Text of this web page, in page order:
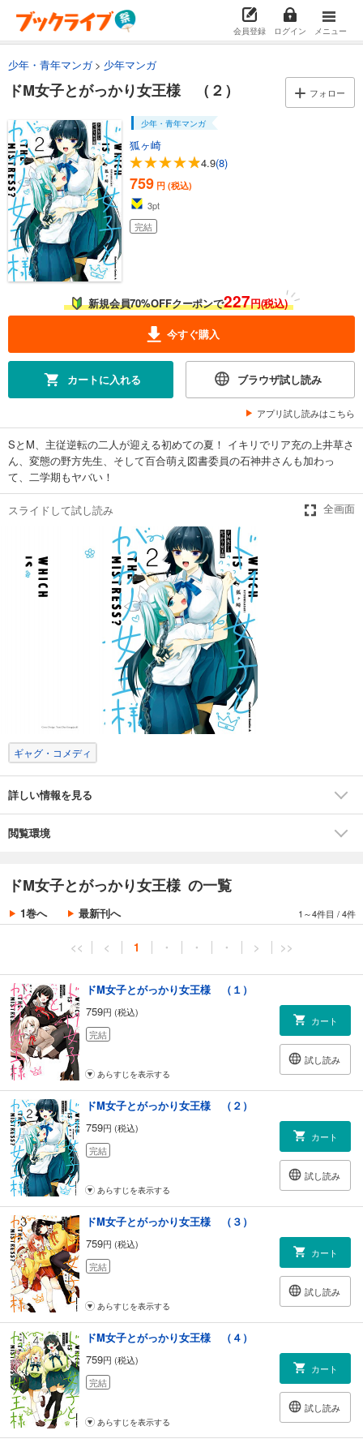
会員登録 ログイン メニュー
少年・青年マンガ 少年マンガ
ドM女子とがっかり女王様 （２） フォロー
少年・青年マンガ
狐ヶ崎
4.9(8)
759 円 (税込)
3pt
完結
新規会員70%OFFクーポンで227円(税込)
今すぐ購入
カートに入れる ブラウザ試し読み
アプリ試し読みはこちら
SとM、主従逆転の二人が迎える初めての夏！ イキリでリア充の上井草さ
ん、変態の野方先生、そして百合萌え図書委員の石神井さんも加わっ
て、二学期もヤバい！
スライドして試し読み 全画面
ギャグ・コメディ
詳しい情報を見る
閲覧環境
ドM女子とがっかり女王様 の一覧
1巻へ 最新刊へ 1～4件目 /4件
<< < 1 ・ ・ ・ > >>
ドM女子とがっかり女王様 （１）
759円 (税込)
完結
カート
試し読み
あらすじを表示する
ドM女子とがっかり女王様 （２）
759円 (税込)
完結
カート
試し読み
あらすじを表示する
ドM女子とがっかり女王様 （３）
759円 (税込)
完結
カート
試し読み
あらすじを表示する
ドM女子とがっかり女王様 （４）
759円 (税込)
完結
カート
試し読み
あらすじを表示する